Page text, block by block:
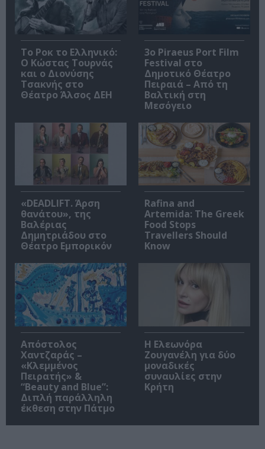
Το Ροκ το Ελληνικό:
Ο Κώστας Τουρνάς
και ο Διονύσης
Τσακνής στο
Θέατρο Άλσος ΔΕΗ
3o Piraeus Port Film
Festival στο
Δημοτικό Θέατρο
Πειραιά – Από τη
Βαλτική στη
Μεσόγειο
«DEADLIFT. Άρση
θανάτου», της
Βαλέριας
Δημητριάδου στο
Θέατρο Εμπορικόν
Rafina and
Artemida: The Greek
Food Stops
Travellers Should
Know
Απόστολος
Χαντζαράς –
«Κλεμμένος
Πειρατής» &
“Beauty and Blue”:
Διπλή παράλληλη
έκθεση στην Πάτμο
Η Ελεωνόρα
Ζουγανέλη για δύο
μοναδικές
συναυλίες στην
Κρήτη